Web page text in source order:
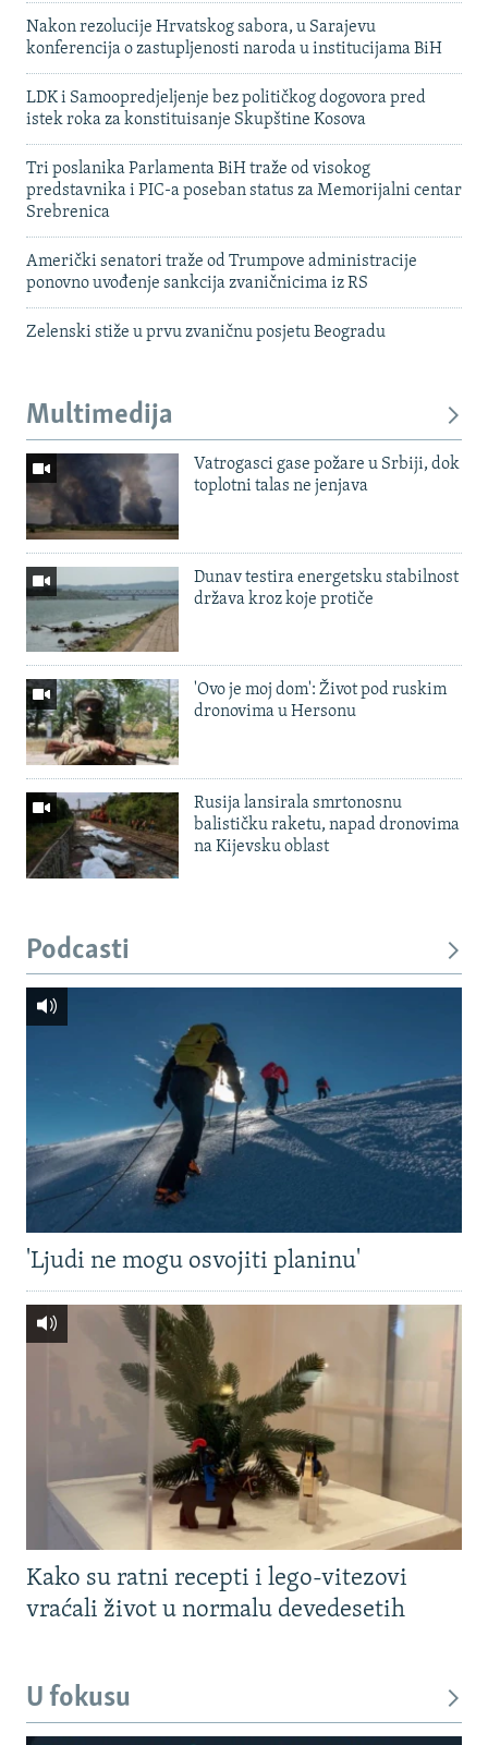
Nakon rezolucije Hrvatskog sabora, u Sarajevu
konferencija o zastupljenosti naroda u institucijama BiH
LDK i Samoopredjeljenje bez političkog dogovora pred
istek roka za konstituisanje Skupštine Kosova
Tri poslanika Parlamenta BiH traže od visokog
predstavnika i PIC-a poseban status za Memorijalni centar
Srebrenica
Američki senatori traže od Trumpove administracije
ponovno uvođenje sankcija zvaničnicima iz RS
Zelenski stiže u prvu zvaničnu posjetu Beogradu
Multimedija
Vatrogasci gase požare u Srbiji, dok
toplotni talas ne jenjava
Dunav testira energetsku stabilnost
država kroz koje protiče
'Ovo je moj dom': Život pod ruskim
dronovima u Hersonu
Rusija lansirala smrtonosnu
balističku raketu, napad dronovima
na Kijevsku oblast
Podcasti
'Ljudi ne mogu osvojiti planinu'
Kako su ratni recepti i lego-vitezovi
vraćali život u normalu devedesetih
U fokusu